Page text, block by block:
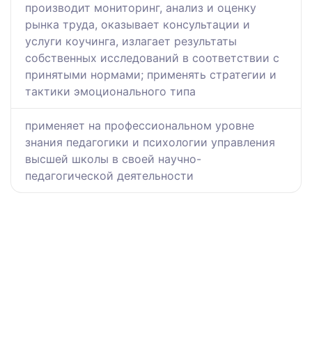
производит мониторинг, анализ и оценку
рынка труда, оказывает консультации и
услуги коучинга, излагает результаты
собственных исследований в соответствии с
принятыми нормами; применять стратегии и
тактики эмоционального типа
применяет на профессиональном уровне
знания педагогики и психологии управления
высшей школы в своей научно-
педагогической деятельности